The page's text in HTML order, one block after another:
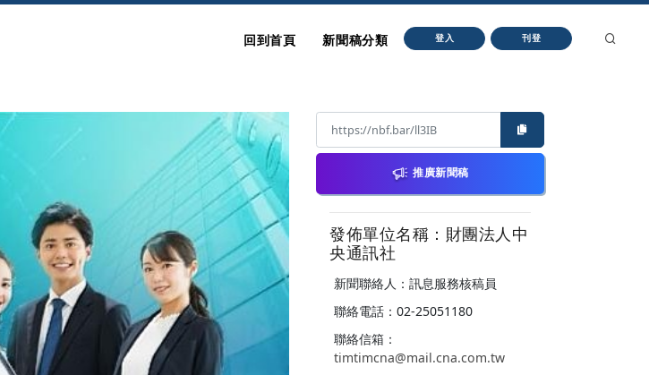
回到首頁 新聞稿分類 登入 刊登
推廣新聞稿
發佈單位名稱：財團法人中
央通訊社
新聞聯絡人：訊息服務核稿員
聯絡電話：02-25051180
聯絡信箱：
timtimcna@mail.cna.com.tw